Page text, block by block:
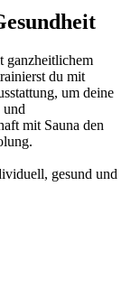
ganzheitlichem
du mit
um deine
und
mit Sauna den
gesund und